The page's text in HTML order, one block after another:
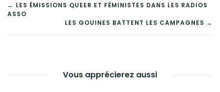
NAVIGATION
DE
← LES ÉMISSIONS QUEER ET FÉMINISTES DANS LES RADIOS
ASSO
LES GOUINES BATTENT LES CAMPAGNES →
Vous apprécierez aussi